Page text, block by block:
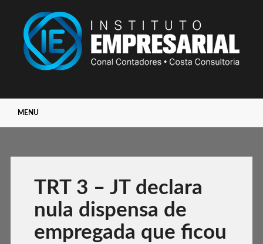
Main menu
MENU
TRT 3 – JT declara
nula dispensa de
empregada que ficou